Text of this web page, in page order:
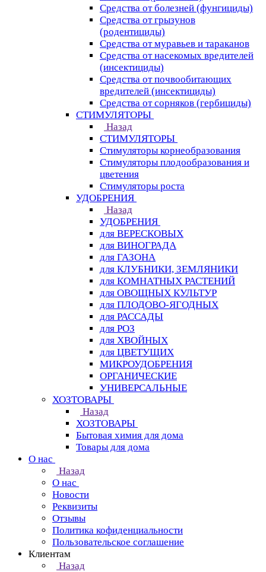
Средства от болезней (фунгициды)
Средства от грызунов
(родентициды)
Средства от муравьев и тараканов
Средства от насекомых вредителей
(инсектициды)
Средства от почвообитающих
вредителей (инсектициды)
Средства от сорняков (гербициды)
СТИМУЛЯТОРЫ
Назад
СТИМУЛЯТОРЫ
Стимуляторы корнеобразования
Стимуляторы плодообразования и
цветения
Стимуляторы роста
УДОБРЕНИЯ
Назад
УДОБРЕНИЯ
для ВЕРЕСКОВЫХ
для ВИНОГРАДА
для ГАЗОНА
для КЛУБНИКИ, ЗЕМЛЯНИКИ
для КОМНАТНЫХ РАСТЕНИЙ
для ОВОЩНЫХ КУЛЬТУР
для ПЛОДОВО-ЯГОДНЫХ
для РАССАДЫ
для РОЗ
для ХВОЙНЫХ
для ЦВЕТУЩИХ
МИКРОУДОБРЕНИЯ
ОРГАНИЧЕСКИЕ
УНИВЕРСАЛЬНЫЕ
ХОЗТОВАРЫ
Назад
ХОЗТОВАРЫ
Бытовая химия для дома
Товары для дома
О нас
Назад
О нас
Новости
Реквизиты
Отзывы
Политика кофиденциальности
Пользовательское соглашение
Клиентам
Назад